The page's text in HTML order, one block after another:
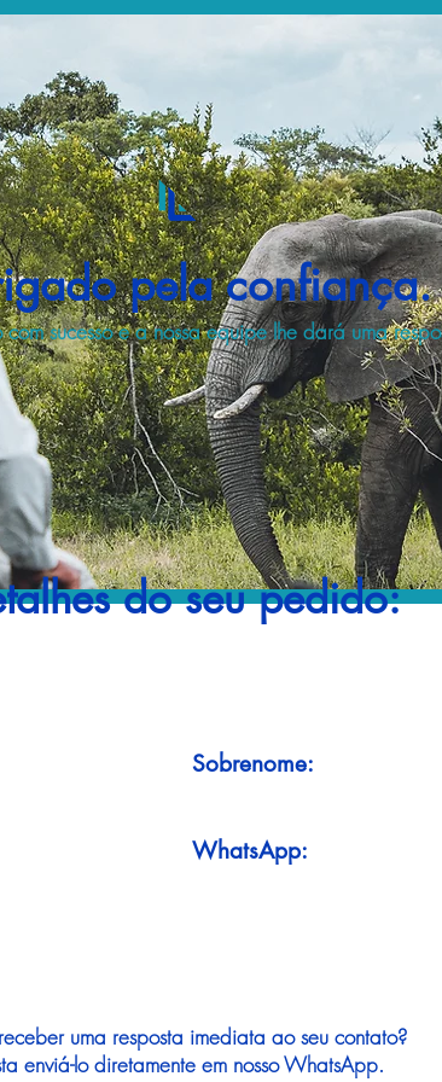
pela confiança.
sucesso e a nossa equipe lhe dará uma
do seu pedido:
Sobrenome:
WhatsApp:
uma resposta imediata ao seu contato?
enviá-lo diretamente em nosso WhatsApp.